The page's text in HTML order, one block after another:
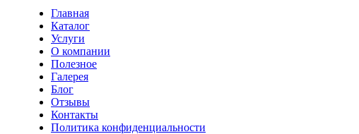
Главная
Каталог
Услуги
О компании
Полезное
Галерея
Блог
Отзывы
Контакты
Политика конфиденциальности